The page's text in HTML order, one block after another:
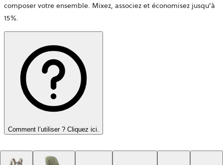
composer votre ensemble. Mixez, associez et économisez jusqu'à
15%.
Comment l’utiliser ? Cliquez ici.